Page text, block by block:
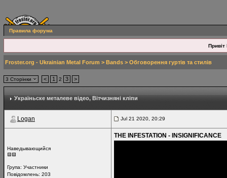
Правила форума
Привіт
Froster.org - Ukrainian Metal Forum > Bands > Обговорення гуртів та стилів
3 Сторінки < 1 2 3 >
Україньске металеве відео, Вітчизняні кліпи
Logan Jul 21 2020, 20:29
Наведывающийся
Група: Участники
Повідомлень: 203
THE INFESTATION - INSIGNIFICANCE